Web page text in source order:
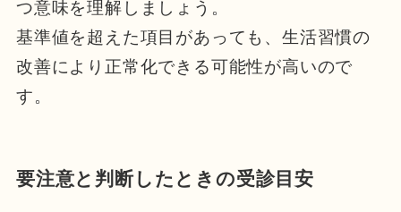
つ意味を理解しましょう。
基準値を超えた項目があっても、生活習慣の
改善により正常化できる可能性が高いので
す。
要注意と判断したときの受診目安